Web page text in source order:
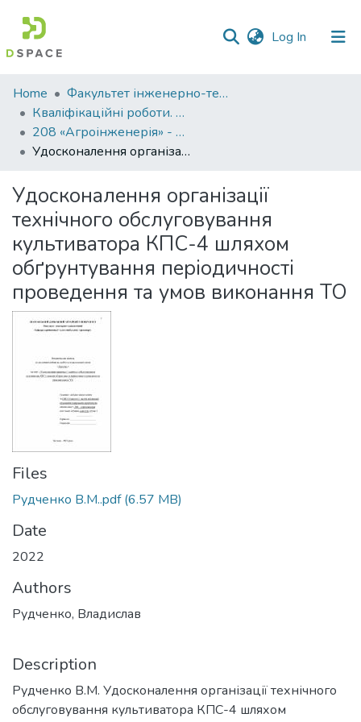
Log In (current)
Communities
&
Collections
All of DSpace
Statistics
Home
Факультет інженерно-технологічний
Кваліфікаційні роботи. Факультет інженерно-технологічний
208 «Агроінженерія» - Магістри 2022-2023
Удосконалення організації технічного обслуговування культиватора КПС-4 шляхом обґрунтування періодичності проведення та умов виконання ТО
Удосконалення організації
технічного обслуговування
культиватора КПС-4 шляхом
обґрунтування періодичності
проведення та умов виконання ТО
Files
Рудченко В.М..pdf(6.57 MB)
Date
2022
Authors
Рудченко, Владислав
Description
Рудченко В.М. Удосконалення організації технічного
обслуговування культиватора КПС-4 шляхом